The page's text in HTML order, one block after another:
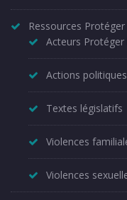
Ressources
Acteurs
Actions politiques
Textes législatifs
Violences
Violences